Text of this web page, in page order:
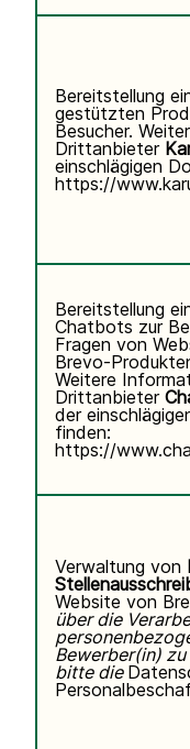
Bereitstellung
gestützten
Besucher.
Drittanbieter
einschlägigen
https://
Bereitstellung
Chatbots zur
Fragen von
Brevo-
Weitere
Drittanbieter
der
finden:
https://
Verwaltung von
Website von
über die
Bewerber(in)
bitte die